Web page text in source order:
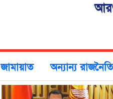
জামায়াত অন্যান্য